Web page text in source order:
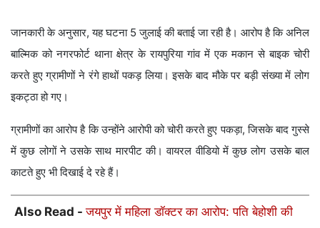
जानकारी के अनुसार, यह घटना 5 जुलाई की बताई जा रही है। आरोप है कि अनिल
बाल्मिक को नगरफोर्ट थाना क्षेत्र के रायपुरिया गांव में एक मकान से बाइक चोरी
करते हुए ग्रामीणों ने रंगे हाथों पकड़ लिया। इसके बाद मौके पर बड़ी संख्या में लोग
इकट्ठा हो गए।
ग्रामीणों का आरोप है कि उन्होंने आरोपी को चोरी करते हुए पकड़ा, जिसके बाद गुस्से
में कुछ लोगों ने उसके साथ मारपीट की। वायरल वीडियो में कुछ लोग उसके बाल
काटते हुए भी दिखाई दे रहे हैं।
Also Read -जयपुर में महिला डॉक्टर का आरोप: पति बेहोशी की